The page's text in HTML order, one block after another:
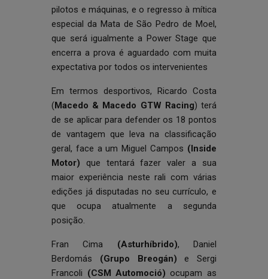
pilotos e máquinas, e o regresso à mítica
especial da Mata de São Pedro de Moel,
que será igualmente a Power Stage que
encerra a prova é aguardado com muita
expectativa por todos os intervenientes
Em termos desportivos, Ricardo Costa
(Macedo & Macedo GTW Racing) terá
de se aplicar para defender os 18 pontos
de vantagem que leva na classificação
geral, face a um Miguel Campos (Inside
Motor) que tentará fazer valer a sua
maior experiência neste rali com várias
edições já disputadas no seu currículo, e
que ocupa atualmente a segunda
posição.
Fran Cima (Asturhíbrido), Daniel
Berdomás (Grupo Breogán) e Sergi
Francoli (CSM Automoció) ocupam as